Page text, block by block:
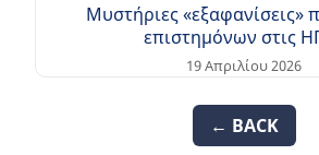
Μυστήριες «εξαφανίσεις»
επιστημόνων στις
19 Απριλίου 2026
← BACK